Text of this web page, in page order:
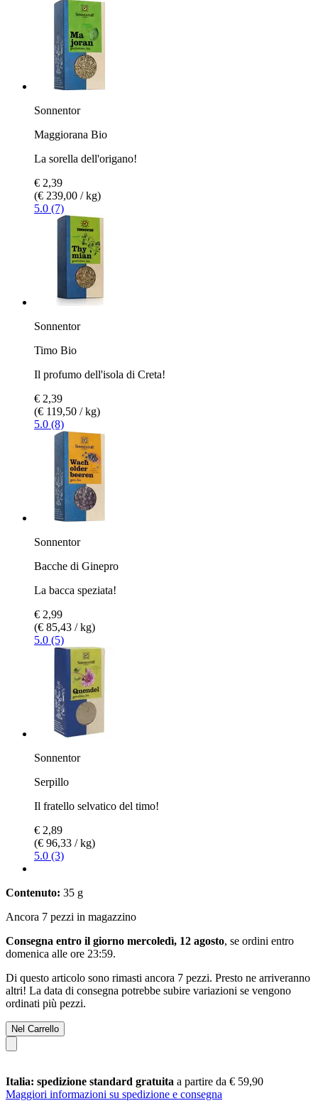
Sonnentor
Maggiorana Bio
La sorella dell'origano!
€ 2,39
(€ 239,00 / kg)
5.0 (7)
Sonnentor
Timo Bio
Il profumo dell'isola di Creta!
€ 2,39
(€ 119,50 / kg)
5.0 (8)
Sonnentor
Bacche di Ginepro
La bacca speziata!
€ 2,99
(€ 85,43 / kg)
5.0 (5)
Sonnentor
Serpillo
Il fratello selvatico del timo!
€ 2,89
(€ 96,33 / kg)
5.0 (3)
Contenuto: 35 g
Ancora 7 pezzi in magazzino
Consegna entro il giorno mercoledì, 12 agosto, se ordini entro
domenica alle ore 23:59.
Di questo articolo sono rimasti ancora 7 pezzi. Presto ne arriveranno
altri! La data di consegna potrebbe subire variazioni se vengono
ordinati più pezzi.
Nel Carrello
Italia: spedizione standard gratuita a partire da € 59,90
Maggiori informazioni su spedizione e consegna